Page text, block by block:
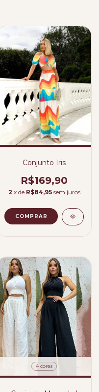
Conjunto Iris
R$169,90
2 x de R$84,95 sem juros
4 cores